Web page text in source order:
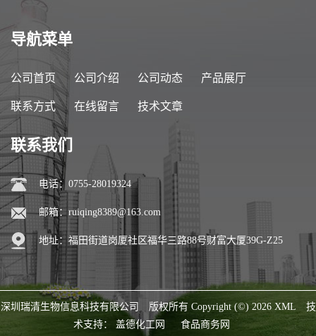
导航菜单
公司首页 公司介绍 公司动态 产品展厅
联系方式 在线留言 技术文章
联系我们
电话：0755-28019324
邮箱： ruiqing8389@163.com
地址：福田街道岗厦社区福华三路88号财富大厦39G-Z25
深圳瑞清生物信息科技有限公司 版权所有 Copyright (©) 2026 XML
技
术支持： 盖德化工网 食品商务网